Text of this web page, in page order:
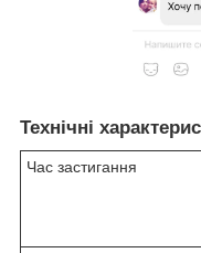
Технічні
Час застигання